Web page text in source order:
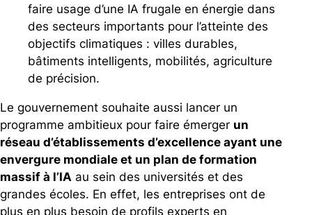
faire usage d’une IA frugale en énergie dans
des secteurs importants pour l’atteinte des
objectifs climatiques : villes durables,
bâtiments intelligents, mobilités, agriculture
de précision.
Le gouvernement souhaite aussi lancer un
programme ambitieux pour faire émerger un
réseau d’établissements d’excellence ayant une
envergure mondiale et un plan de formation
massif à l’IA au sein des universités et des
grandes écoles. En effet, les entreprises ont de
plus en plus besoin de profils experts en